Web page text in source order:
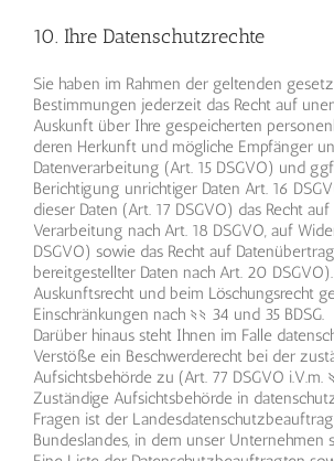
10. Ihre Datenschutzrechte
Sie haben im Rahmen der geltenden
Bestimmungen jederzeit das Recht auf
Auskunft über Ihre gespeicherten
deren Herkunft und mögliche Empfänger
Datenverarbeitung (Art. 15 DSGVO) und
Berichtigung unrichtiger Daten Art. 16
dieser Daten (Art. 17 DSGVO) das Recht
Verarbeitung nach Art. 18 DSGVO, auf
DSGVO) sowie das Recht auf
bereitgestellter Daten nach Art. 20
Auskunftsrecht und beim Löschungsrecht
Einschränkungen nach §§ 34 und 35 BDSG.
Darüber hinaus steht Ihnen im Falle
Verstöße ein Beschwerderecht bei der
Aufsichtsbehörde zu (Art. 77 DSGVO i.V.m.
Zuständige Aufsichtsbehörde in
Fragen ist der
Bundeslandes, in dem unser Unternehmen